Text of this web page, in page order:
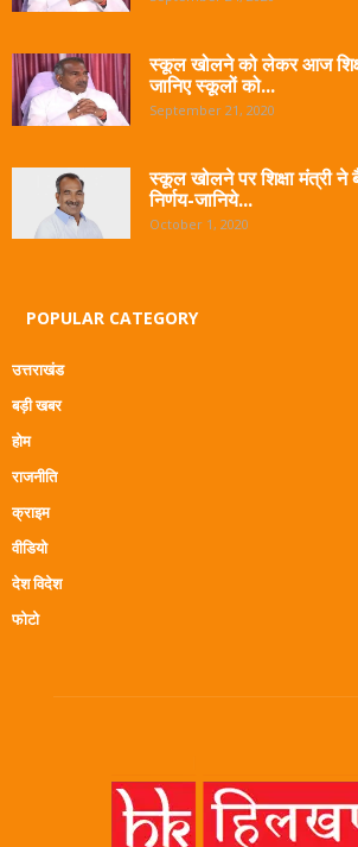
स्कूल खोलने को लेकर आज
जानिए स्कूलों को...
September 21, 2020
स्कूल खोलने पर शिक्षा मंत्री ने
निर्णय-जानिये...
October 1, 2020
POPULAR CATEGORY
उत्तराखंड
बड़ी खबर
होम
राजनीति
क्राइम
वीडियो
देश विदेश
फोटो